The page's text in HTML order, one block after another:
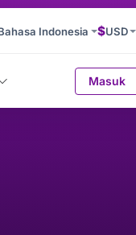
Indonesia $USD
Masuk